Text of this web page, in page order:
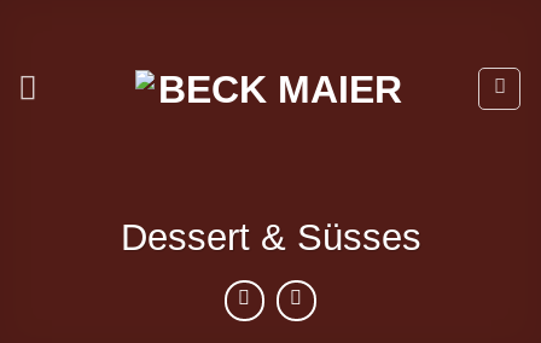
springen
Dessert & Süsses